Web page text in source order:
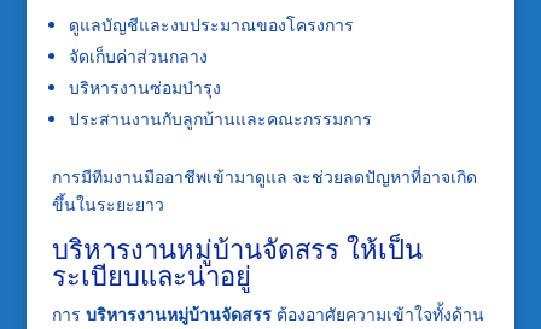
ดูแลบัญชีและงบประมาณของโครงการ
จัดเก็บค่าส่วนกลาง
บริหารงานซ่อมบำรุง
ประสานงานกับลูกบ้านและคณะกรรมการ
การมีทีมงานมืออาชีพเข้ามาดูแล จะช่วยลดปัญหาที่อาจเกิด
ขึ้นในระยะยาว
บริหารงานหมู่บ้านจัดสรร ให้เป็น
ระเบียบและน่าอยู่
การ บริหารงานหมู่บ้านจัดสรรต้องอาศัยความเข้าใจทั้งด้าน